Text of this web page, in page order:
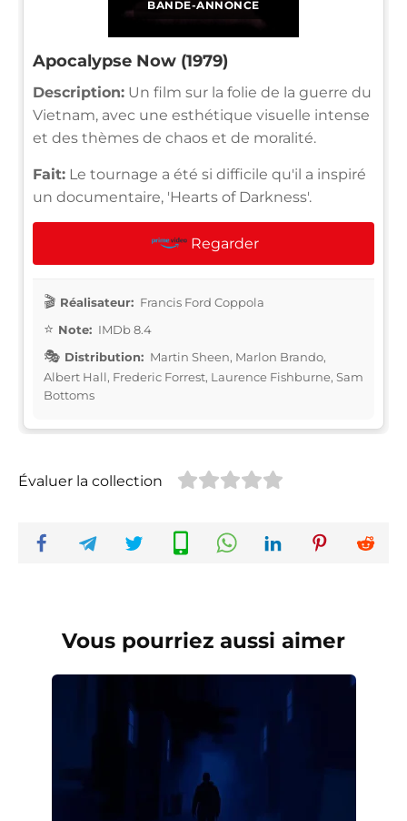
BANDE-ANNONCE
Apocalypse Now (1979)
Description: Un film sur la folie de la guerre du
Vietnam, avec une esthétique visuelle intense
et des thèmes de chaos et de moralité.
Fait: Le tournage a été si difficile qu'il a inspiré
un documentaire, 'Hearts of Darkness'.
Regarder
Réalisateur: Francis Ford Coppola
Note: IMDb 8.4
Distribution: Martin Sheen, Marlon Brando,
Albert Hall, Frederic Forrest, Laurence Fishburne, Sam
Bottoms
Évaluer la collection
Vous pourriez aussi aimer